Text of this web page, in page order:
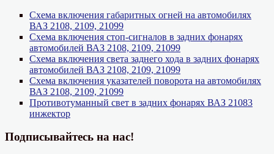
Схема включения габаритных огней на автомобилях
ВАЗ 2108, 2109, 21099
Схема включения стоп-сигналов в задних фонарях
автомобилей ВАЗ 2108, 2109, 21099
Схема включения света заднего хода в задних фонарях
автомобилей ВАЗ 2108, 2109, 21099
Схема включения указателей поворота на автомобилях
ВАЗ 2108, 2109, 21099
Противотуманный свет в задних фонарях ВАЗ 21083
инжектор
Подписывайтесь на нас!